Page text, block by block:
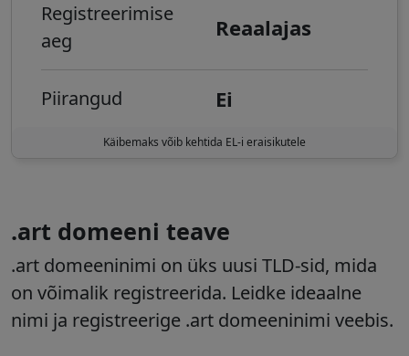
Registreerimise
aeg
Reaalajas
Piirangud Ei
Käibemaks võib kehtida EL-i eraisikutele
.art domeeni teave
.art domeeninimi on üks uusi TLD-sid, mida
on võimalik registreerida. Leidke ideaalne
nimi ja registreerige .art domeeninimi veebis.